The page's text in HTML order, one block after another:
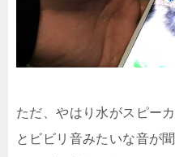
ただ、やはり水がスピー
とビビリ音みたいな音が